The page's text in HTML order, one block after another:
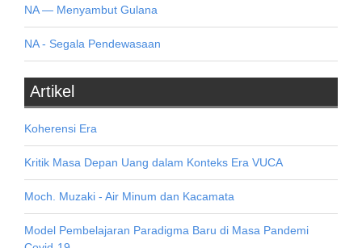
NA — Menyambut Gulana
NA - Segala Pendewasaan
Artikel
Koherensi Era
Kritik Masa Depan Uang dalam Konteks Era VUCA
Moch. Muzaki - Air Minum dan Kacamata
Model Pembelajaran Paradigma Baru di Masa Pandemi